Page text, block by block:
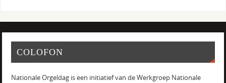
COLOFON
Nationale Orgeldag is een initiatief van de Werkgroep Nationale